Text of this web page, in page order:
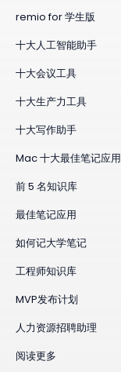
remio for 学生版
十大人工智能助手
十大会议工具
十大生产力工具
十大写作助手
Mac 十大最佳笔记应用
前 5 名知识库
最佳笔记应用
如何记大学笔记
工程师知识库
MVP发布计划
人力资源招聘助理
阅读更多